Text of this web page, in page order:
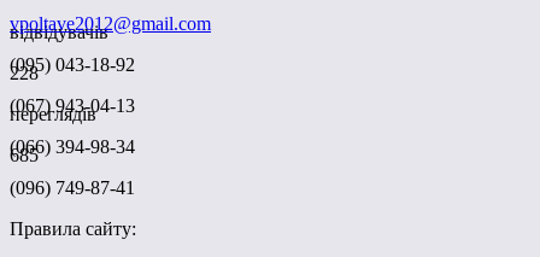
відвідувачів
228
переглядів
685
vpoltave2012@gmail.com
(095) 043-18-92
(067) 943-04-13
(066) 394-98-34
(096) 749-87-41
Правила сайту: